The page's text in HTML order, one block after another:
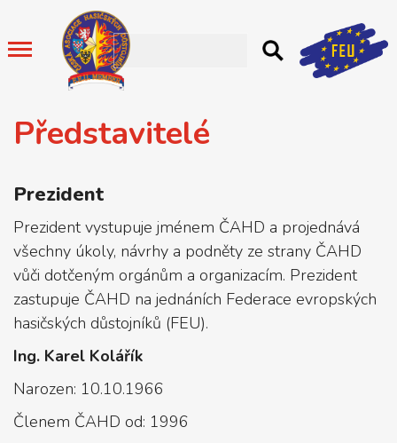
Představitelé
Prezident
Prezident vystupuje jménem ČAHD a projednává
všechny úkoly, návrhy a podněty ze strany ČAHD
vůči dotčeným orgánům a organizacím. Prezident
zastupuje ČAHD na jednáních Federace evropských
hasičských důstojníků (FEU).
Ing. Karel Kolářík
Narozen: 10.10.1966
Členem ČAHD od: 1996